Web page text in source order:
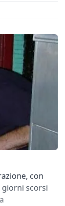
con
giorni scorsi